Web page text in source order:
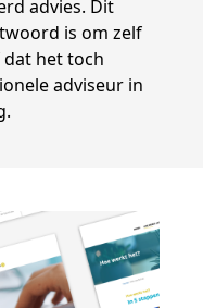
advies. Dit
is om zelf
het toch
adviseur in